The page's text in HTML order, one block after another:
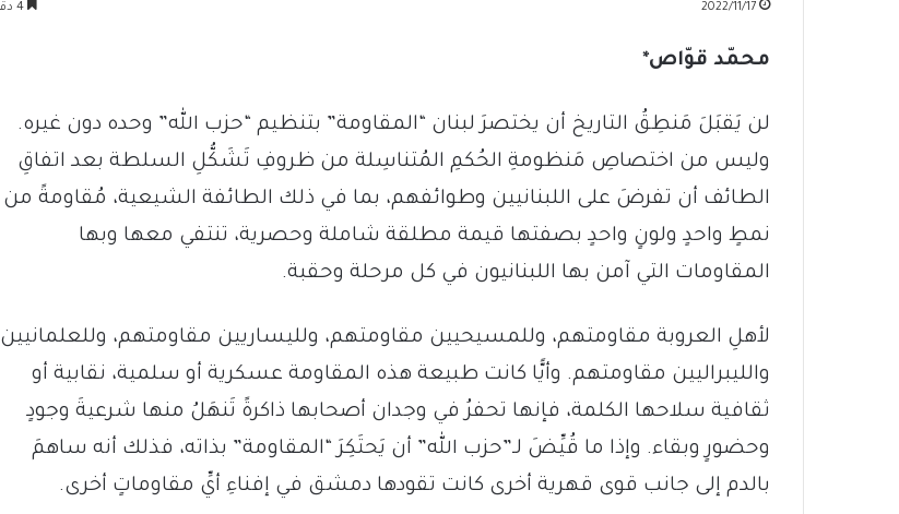
2022/11/17
محمّد قوّاص*
لن يَقبَلَ مَنطِقُ التاريخ أن يختصرَ لبنان “المقاومة” بتنظيم “حزب الله” وحده دون غيره.
وليس من اختصاصِ مَنظومةِ الحُكمِ المُتناسِلة من ظروفِ تَشَكُّلِ السلطة بعد اتفاقِ
الطائف أن تفرضَ على اللبنانيين وطوائفهم، بما في ذلك الطائفة الشيعية، مُقاومةً من
نمطٍ واحدٍ ولونٍ واحدٍ بصفتها قيمة مطلقة شاملة وحصرية، تنتفي معها وبها
المقاومات التي آمن بها اللبنانيون في كل مرحلة وحقبة.
لأهلِ العروبة مقاومتهم، وللمسيحيين مقاومتهم، ولليساريين مقاومتهم، وللعلمانيين
والليبراليين مقاومتهم. وأيًّا كانت طبيعة هذه المقاومة عسكرية أو سلمية، نقابية أو
ثقافية سلاحها الكلمة، فإنها تحفرُ في وجدان أصحابها ذاكرةً تَنهَلُ منها شرعيةَ وجودٍ
وحضورٍ وبقاء. وإذا ما قُيِّضَ لـ”حزب الله” أن يَحتَكِرَ “المقاومة” بذاته، فذلك أنه ساهمَ
بالدم إلى جانب قوى قهرية أخرى كانت تقودها دمشق في إفناءِ أيِّ مقاوماتٍ أخرى.